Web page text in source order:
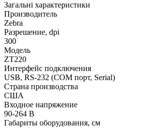
Загальні характеристики
Производитель
Zebra
Разрешение, dpi
300
Модель
ZT220
Интерфейс подключения
USB, RS-232 (COM порт, Serial)
Страна производства
США
Входное напряжение
90-264 В
Габариты оборудования, см